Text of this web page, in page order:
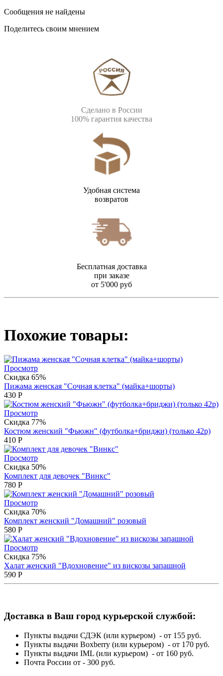
Сообщения не найдены
Поделитесь своим мнением
Сделано в России
100% гарантия качества
Удобная система
возвратов
Бесплатная доставка
при заказе
от 5'000 руб
Похожие товары:
Просмотр
Скидка 65%
Пижама женская "Сочная клетка" (майка+шорты)
430 Р
Просмотр
Скидка 77%
Костюм женский "Фьюжн" (футболка+бриджи) (только 42р)
410 Р
Просмотр
Скидка 50%
Комплект для девочек "Винкс"
780 Р
Просмотр
Скидка 70%
Комплект женский "Домашний" розовый
580 Р
Просмотр
Скидка 75%
Халат женский "Вдохновение" из вискозы запашной
590 Р
Доставка в Ваш город курьерской службой:
Пункты выдачи СДЭК (или курьером) - от 155 руб.
Пункты выдачи Boxberry (или курьером) - от 170 руб.
Пункты выдачи IML (или курьером) - от 160 руб.
Почта России от - 300 руб.